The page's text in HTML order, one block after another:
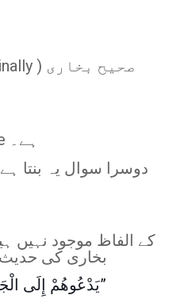
/ publishing mistake ہے۔
دوسرا سوال یہ بنتا
کے الفاظ موجود نہیں
بخاری کی حدیث
“يَدْعُوهُمْ إِلَى الْجَنَّةِ وَيَدْعُونَهُ إِلَى النَّارِ”